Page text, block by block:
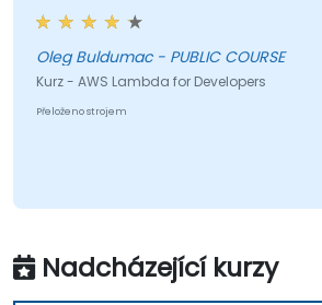
Oleg Buldumac - PUBLIC COURSE
Kurz - AWS Lambda for Developers
Přeloženo strojem
Nadcházející kurzy